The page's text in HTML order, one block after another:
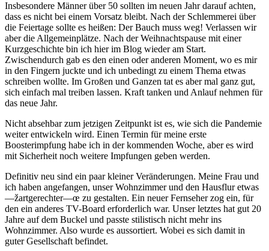
Insbesondere Männer über 50 sollten im neuen Jahr darauf achten,
dass es nicht bei einem Vorsatz bleibt. Nach der Schlemmerei über
die Feiertage sollte es heißen: Der Bauch muss weg! Verlassen wir
aber die Allgemeinplätze. Nach der Weihnachtspause mit einer
Kurzgeschichte bin ich hier im Blog wieder am Start.
Zwischendurch gab es den einen oder anderen Moment, wo es mir
in den Fingern juckte und ich unbedingt zu einem Thema etwas
schreiben wollte. Im Großen und Ganzen tat es aber mal ganz gut,
sich einfach mal treiben lassen. Kraft tanken und Anlauf nehmen für
das neue Jahr.
Nicht absehbar zum jetzigen Zeitpunkt ist es, wie sich die Pandemie
weiter entwickeln wird. Einen Termin für meine erste
Boosterimpfung habe ich in der kommenden Woche, aber es wird
mit Sicherheit noch weitere Impfungen geben werden.
Definitiv neu sind ein paar kleiner Veränderungen. Meine Frau und
ich haben angefangen, unser Wohnzimmer und den Hausflur etwas
—žartgerechter—œ zu gestalten. Ein neuer Fernseher zog ein, für
den ein anderes TV-Board erforderlich war. Unser letztes hat gut 20
Jahre auf dem Buckel und passte stilistisch nicht mehr ins
Wohnzimmer. Also wurde es aussortiert. Wobei es sich damit in
guter Gesellschaft befindet.